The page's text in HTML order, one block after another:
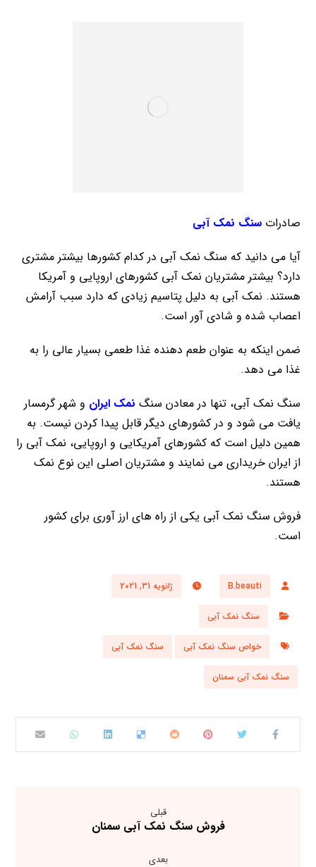
صادراتسنگ نمک آبی
آیا می دانید که سنگ نمک آبی در کدام کشورها بیشتر مشتری
دارد؟ بیشتر مشتریان نمک آبی کشورهای اروپایی و آمریکا
هستند. نمک آبی به دلیل پتاسیم زیادی که دارد سبب آرامش
اعصاب شده و شادی آور است.
ضمن اینکه به عنوان طعم دهنده غذا طعمی بسیار عالی را به
غذا می دهد.
سنگ نمک آبی، تنها در معادن سنگ نمک ایران و شهر گرمسار
یافت می شود و در کشورهای دیگر قابل پیدا کردن نیست. به
همین دلیل است که کشورهای آمریکایی و اروپایی، نمک آبی را
از ایران خریداری می نمایند و مشتریان اصلی این نوع نمک
هستند.
فروش سنگ نمک آبی یکی از راه های ارز آوری برای کشور
است.
B.beauti ژانویه 31, 2021
سنگ نمک آبی
خواص سنگ نمک آبی سنگ نمک آبی
سنگ نمک آبی سمنان
قبلی
فروش سنگ نمک آبی سمنان
بعدی